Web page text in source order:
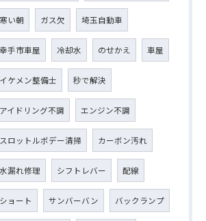
寒い朝 ガス欠 埼玉自動車
幸手市車屋 冷却水 のせかえ 車屋
イケメン整備士 秒で解決
アイドリング不調 エンジン不調
スロットルボデー清掃 カーボン汚れ
水漏れ修理 シフトレバー 配線
ショート サンバーバン バックランプ